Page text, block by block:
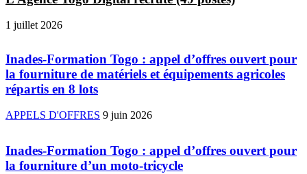
1 juillet 2026
Inades-Formation Togo : appel d’offres ouvert pour
la fourniture de matériels et équipements agricoles
répartis en 8 lots
APPELS D'OFFRES 9 juin 2026
Inades-Formation Togo : appel d’offres ouvert pour
la fourniture d’un moto-tricycle